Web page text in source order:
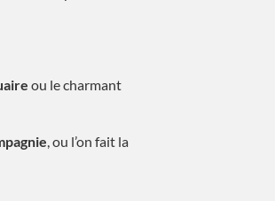
ou le charmant
, ou l’on fait la